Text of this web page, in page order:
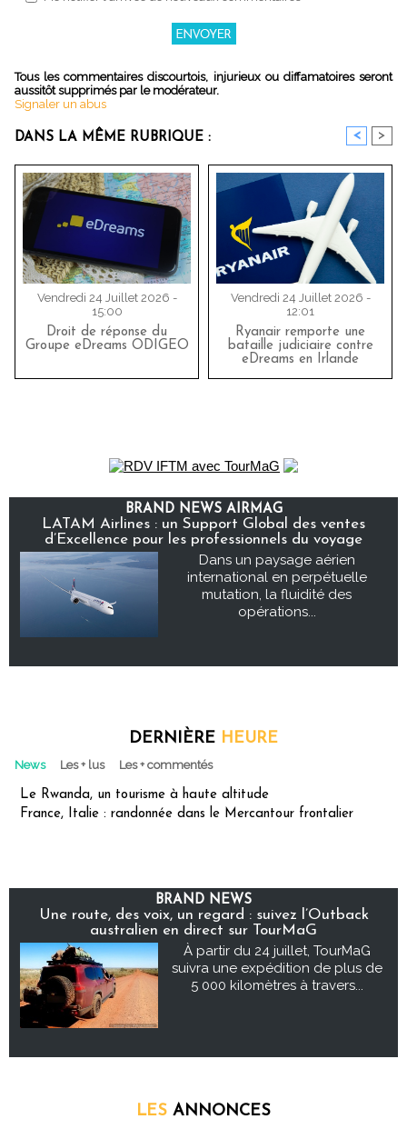
Tous les commentaires discourtois, injurieux ou diffamatoires seront
aussitôt supprimés par le modérateur.
Signaler un abus
DANS LA MÊME RUBRIQUE : < >
Vendredi 24 Juillet 2026 -
15:00
Droit de réponse du
Groupe eDreams ODIGEO
Vendredi 24 Juillet 2026 -
12:01
Ryanair remporte une
bataille judiciaire contre
eDreams en Irlande
BRAND NEWS AIRMAG
LATAM Airlines : un Support Global des ventes
d’Excellence pour les professionnels du voyage
Dans un paysage aérien
international en perpétuelle
mutation, la fluidité des
opérations...
DERNIÈRE HEURE
News Les + lus Les + commentés
Le Rwanda, un tourisme à haute altitude
France, Italie : randonnée dans le Mercantour frontalier
BRAND NEWS
Une route, des voix, un regard : suivez l’Outback
australien en direct sur TourMaG
À partir du 24 juillet, TourMaG
suivra une expédition de plus de
5 000 kilomètres à travers...
LES ANNONCES